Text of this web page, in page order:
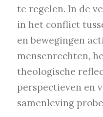
te regelen. In de
in het conflict
en bewegingen
mensenrechten,
theologische
perspectieven en
samenleving